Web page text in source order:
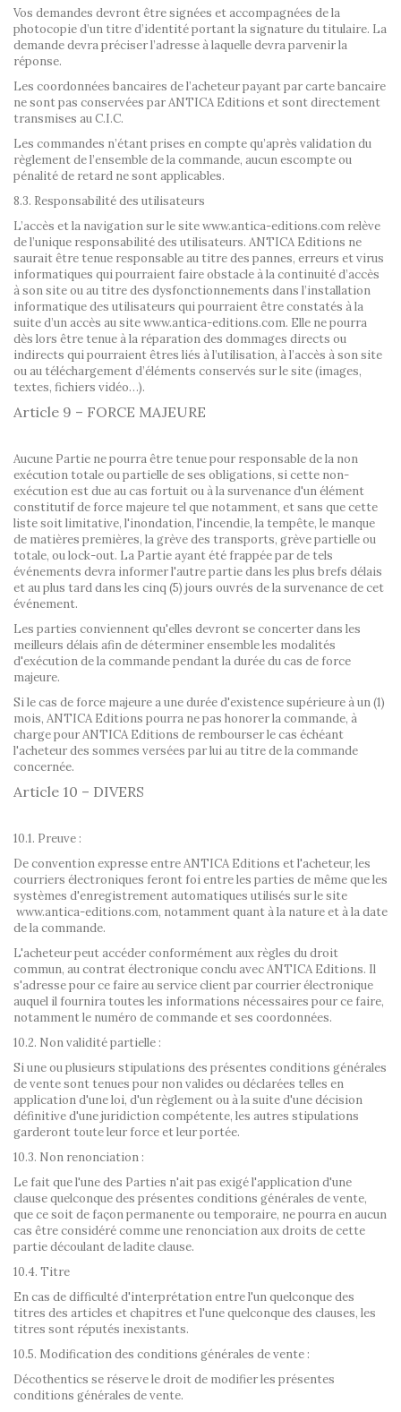
Vos demandes devront être signées et accompagnées de la
photocopie d’un titre d’identité portant la signature du titulaire. La
demande devra préciser l’adresse à laquelle devra parvenir la
réponse.
Les coordonnées bancaires de l’acheteur payant par carte bancaire
ne sont pas conservées par ANTICA Editions et sont directement
transmises au C.I.C.
Les commandes n’étant prises en compte qu’après validation du
règlement de l’ensemble de la commande, aucun escompte ou
pénalité de retard ne sont applicables.
8.3. Responsabilité des utilisateurs
L’accès et la navigation sur le site www.antica-editions.com relève
de l’unique responsabilité des utilisateurs. ANTICA Editions ne
saurait être tenue responsable au titre des pannes, erreurs et virus
informatiques qui pourraient faire obstacle à la continuité d’accès
à son site ou au titre des dysfonctionnements dans l’installation
informatique des utilisateurs qui pourraient être constatés à la
suite d’un accès au site www.antica-editions.com. Elle ne pourra
dès lors être tenue à la réparation des dommages directs ou
indirects qui pourraient êtres liés à l’utilisation, à l’accès à son site
ou au téléchargement d’éléments conservés sur le site (images,
textes, fichiers vidéo…).
Article 9 – FORCE MAJEURE
Aucune Partie ne pourra être tenue pour responsable de la non
exécution totale ou partielle de ses obligations, si cette non-
exécution est due au cas fortuit ou à la survenance d'un élément
constitutif de force majeure tel que notamment, et sans que cette
liste soit limitative, l'inondation, l'incendie, la tempête, le manque
de matières premières, la grève des transports, grève partielle ou
totale, ou lock-out. La Partie ayant été frappée par de tels
événements devra informer l'autre partie dans les plus brefs délais
et au plus tard dans les cinq (5) jours ouvrés de la survenance de cet
événement.
Les parties conviennent qu'elles devront se concerter dans les
meilleurs délais afin de déterminer ensemble les modalités
d'exécution de la commande pendant la durée du cas de force
majeure.
Si le cas de force majeure a une durée d'existence supérieure à un (1)
mois, ANTICA Editions pourra ne pas honorer la commande, à
charge pour ANTICA Editions de rembourser le cas échéant
l'acheteur des sommes versées par lui au titre de la commande
concernée.
Article 10 – DIVERS
10.1. Preuve :
De convention expresse entre ANTICA Editions et l'acheteur, les
courriers électroniques feront foi entre les parties de même que les
systèmes d'enregistrement automatiques utilisés sur le site
www.antica-editions.com, notamment quant à la nature et à la date
de la commande.
L'acheteur peut accéder conformément aux règles du droit
commun, au contrat électronique conclu avec ANTICA Editions. Il
s'adresse pour ce faire au service client par courrier électronique
auquel il fournira toutes les informations nécessaires pour ce faire,
notamment le numéro de commande et ses coordonnées.
10.2. Non validité partielle :
Si une ou plusieurs stipulations des présentes conditions générales
de vente sont tenues pour non valides ou déclarées telles en
application d'une loi, d'un règlement ou à la suite d'une décision
définitive d'une juridiction compétente, les autres stipulations
garderont toute leur force et leur portée.
10.3. Non renonciation :
Le fait que l'une des Parties n'ait pas exigé l'application d'une
clause quelconque des présentes conditions générales de vente,
que ce soit de façon permanente ou temporaire, ne pourra en aucun
cas être considéré comme une renonciation aux droits de cette
partie découlant de ladite clause.
10.4. Titre
En cas de difficulté d'interprétation entre l'un quelconque des
titres des articles et chapitres et l'une quelconque des clauses, les
titres sont réputés inexistants.
10.5. Modification des conditions générales de vente :
Décothentics se réserve le droit de modifier les présentes
conditions générales de vente.